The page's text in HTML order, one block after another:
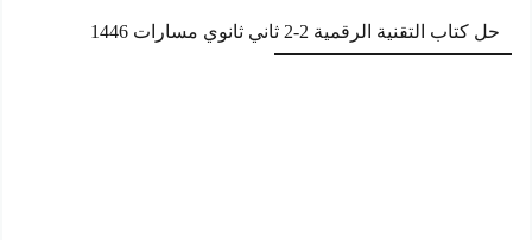
حل كتاب التقنية الرقمية 2-2 ثاني ثانوي مسارات 1446